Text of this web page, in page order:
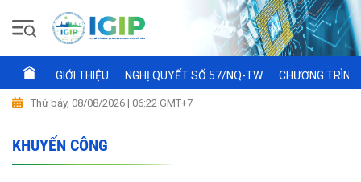
GIỚI THIỆU NGHỊ QUYẾT SỐ 57/NQ-TW CHƯƠNG
Thứ bảy, 08/08/2026 | 06:22 GMT+7
KHUYẾN CÔNG